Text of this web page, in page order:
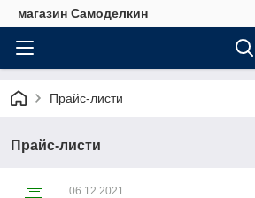
магазин Самоделкин
Прайс-листи
Прайс-листи
06.12.2021